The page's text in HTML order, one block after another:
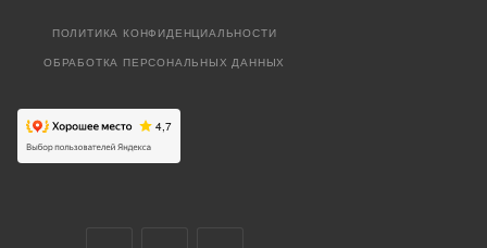
ПОЛИТИКА КОНФИДЕНЦИАЛЬНОСТИ
ОБРАБОТКА ПЕРСОНАЛЬНЫХ ДАННЫХ